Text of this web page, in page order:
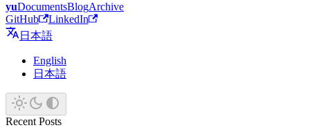
yuDocumentsBlogArchive
GitHub
LinkedIn
日本語
English
日本語
Recent Posts